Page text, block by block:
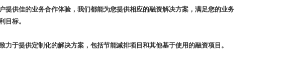
提供佳的业务合作体验，我们都能为您提供相应的融资解决方案，满足您的业务
目标。
于提供定制化的解决方案，包括节能减排项目和其他基于使用的融资项目。